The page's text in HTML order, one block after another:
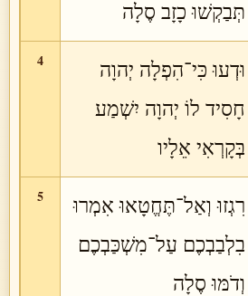
תְּבַקְשׁוּ כָזָב סֶלָה
4
וּדְעוּ כִּי־הִפְלָה יְהוָה
חָסִיד לוֹ יְהוָה יִשְׁמַע
בְּקָרְאִי אֵלָיו
5
רִגְזוּ וְאַל־תֶּחֱטָאוּ אִמְרוּ
בִלְבַבְכֶם עַל־מִשְׁכַּבְכֶם
וְדֹמּוּ סֶלָה